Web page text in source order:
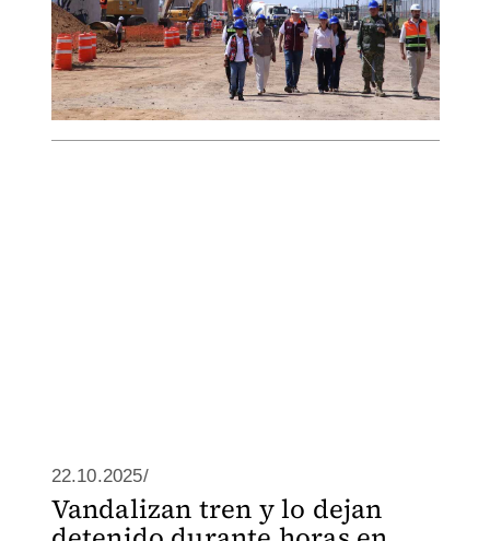
22.10.2025/
Vandalizan tren y lo dejan